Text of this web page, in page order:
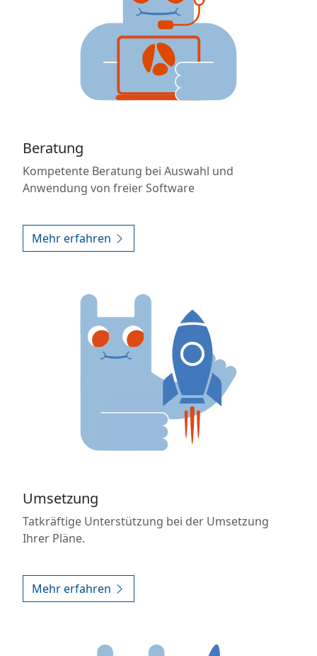
Beratung
Kompetente Beratung bei Auswahl und
Anwendung von freier Software
Mehr erfahren
Umsetzung
Tatkräftige Unterstützung bei der Umsetzung
Ihrer Pläne.
Mehr erfahren